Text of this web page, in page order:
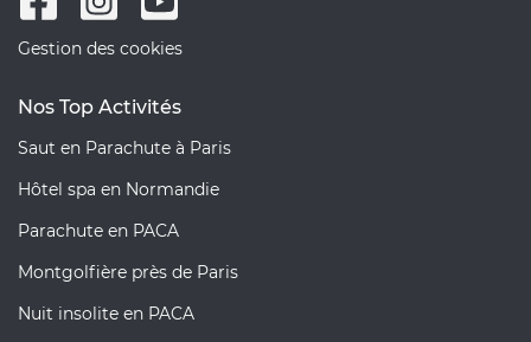
Gestion des cookies
Nos Top Activités
Saut en Parachute à Paris
Hôtel spa en Normandie
Parachute en PACA
Montgolfière près de Paris
Nuit insolite en PACA